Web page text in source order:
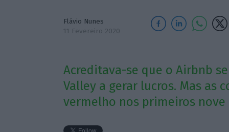
Flávio Nunes
11 Fevereiro 2020
Acreditava-se que o Airbnb
Valley a gerar lucros. Mas as
vermelho nos primeiros nove